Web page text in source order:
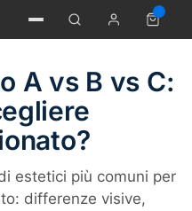
A vs B vs C:
estetici più comuni per
differenze visive,